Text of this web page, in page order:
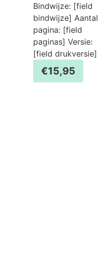
Bindwijze: [field
bindwijze] Aantal
pagina: [field
paginas] Versie:
[field drukversie]
€15,95